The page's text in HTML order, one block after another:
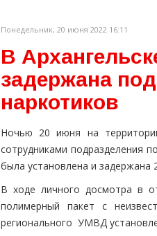
Понедельник, 20 июня 2022 16:11
В
задержана
наркотиков
Ночью 20 июня на
сотрудниками подразделения
была установлена и задержана
В ходе личного досмотра в
полимерный пакет с
регионального УМВД